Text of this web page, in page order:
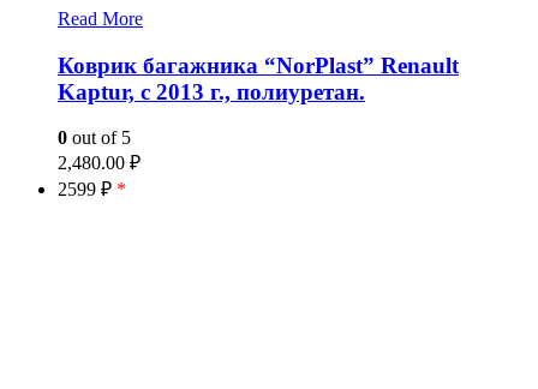
Read More
Коврик багажника “NorPlast” Renault
Kaptur, c 2013 г., полиуретан.
0 out of 5
2,480.00 ₽
2599 ₽ *